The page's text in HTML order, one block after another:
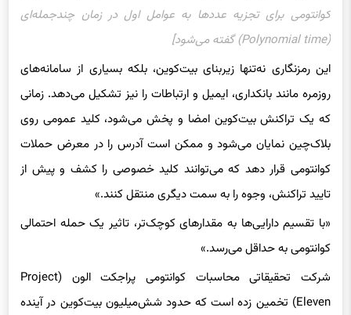
کوانتومی برای تجزیه عددها به عوامل اول در زمان چندجمله‌ای
(Polynomial time) گفته می‌شود]
این رمزنگاری نه‌تنها زیربنای بیت‌کوین، بلکه بسیاری از سامانه‌های
روزمره مانند بانکداری، ایمیل و ارتباطات را نیز تشکیل می‌دهد. زمانی
که یک تراکنش بیت‌کوین امضا و پخش می‌شود، کلید عمومی روی
بلاک‌چین نمایان می‌شود و ممکن است آدرس را در معرض حملات
کوانتومی قرار دهد که می‌توانند کلید خصوصی را کشف و پیش از
تایید تراکنش، وجوه را به‌ سمت دیگری منتقل کنند.»
«با تقسیم دارایی‌ها به مقدارهای کوچک‌تر، تاثیر یک حمله احتمالی
کوانتومی به حداقل می‌رسد.»
شرکت تحقیقاتی محاسبات کوانتومی پراجکت الون (Project
Eleven) تخمین زده است که حدود شش‌میلیون بیت‌کوین در آینده